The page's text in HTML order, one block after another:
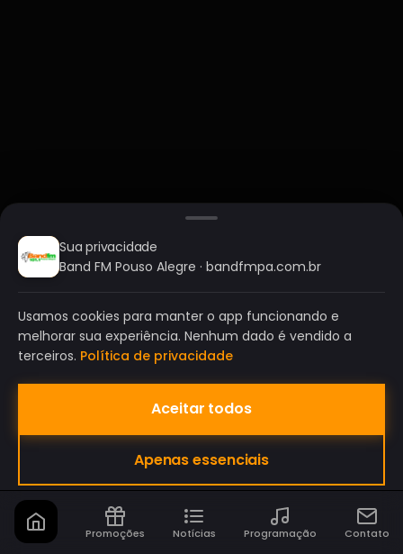
BAND FM POUSO ALEGRE
A SUA RÁDIO DO SEU JEITO!
Sua privacidade
Band FM Pouso Alegre · bandfmpa.com.br
Usamos cookies para manter o app funcionando e
melhorar sua experiência. Nenhum dado é vendido a
terceiros. Política de privacidade
Aceitar todos
Apenas essenciais
Promoções Notícias Programação Contato